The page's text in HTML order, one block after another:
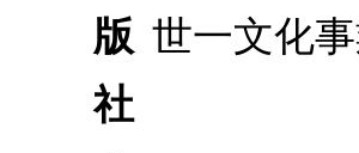
版
社
世一文化